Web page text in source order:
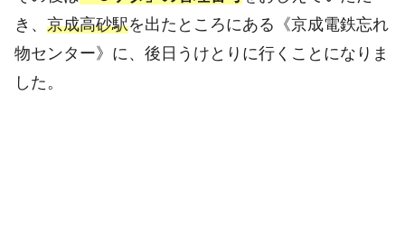
き、 京成高砂駅を出たところにある《京成電鉄忘れ
物センター》に、後日うけとりに行くことになりま
した。